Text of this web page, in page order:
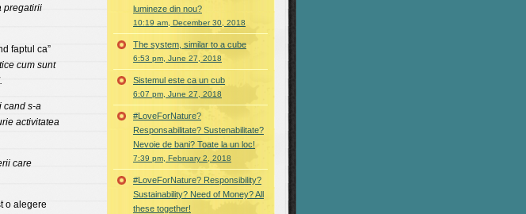
pregatirii
faptul ca”
cum sunt
cand s-a
activitatea
care
o alegere
lumineze din nou?
10:19 am, December 30, 2018
The system, similar to a cube
6:53 pm, June 27, 2018
Sistemul este ca un cub
6:07 pm, June 27, 2018
#LoveForNature?
Responsabilitate? Sustenabilitate?
Nevoie de bani? Toate la un loc!
7:39 pm, February 2, 2018
#LoveForNature? Responsibility?
Sustainability? Need of Money? All
these together!